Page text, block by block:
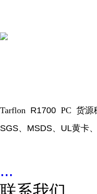
Tarflon R1700 PC 货源
SGS、 MSDS、 UL黄卡、
...